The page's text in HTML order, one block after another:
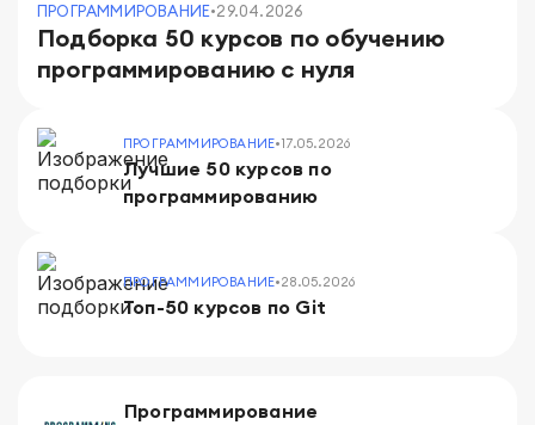
ПРОГРАММИРОВАНИЕ•29.04.2026
Подборка 50 курсов по обучению
программированию с нуля
ПРОГРАММИРОВАНИЕ•17.05.2026
Лучшие 50 курсов по
программированию
ПРОГРАММИРОВАНИЕ•28.05.2026
Топ-50 курсов по Git
Программирование